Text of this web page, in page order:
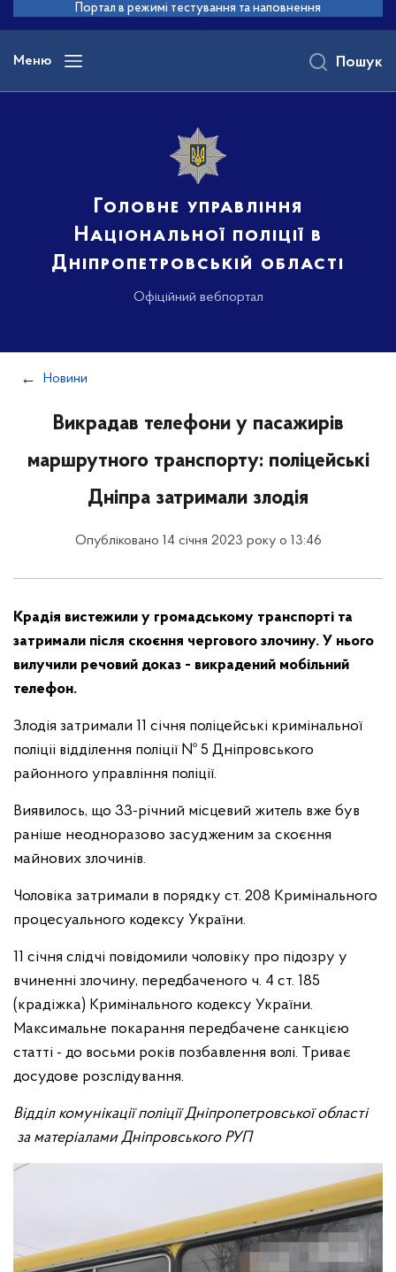
основного
вмісту
Портал в режимі тестування та наповнення
Меню
Головне управління
Національної поліції в
Дніпропетровській області
Офіційний вебпортал
Пошук
Новини
Викрадав телефони у пасажирів
маршрутного транспорту: поліцейські
Дніпра затримали злодія
Опубліковано 14 січня 2023 року о 13:46
Крадія вистежили у громадському транспорті та
затримали після скоєння чергового злочину. У нього
вилучили речовий доказ - викрадений мобільний
телефон.
Злодія затримали 11 січня поліцейські кримінальної
поліціі відділення поліції № 5 Дніпровського
районного управління поліції.
Виявилось, що 33-річний місцевий житель вже був
раніше неодноразово засудженим за скоєння
майнових злочинів.
Чоловіка затримали в порядку ст. 208 Кримінального
процесуального кодексу України.
11 січня слідчі повідомили чоловіку про підозру у
вчиненні злочину, передбаченого ч. 4 ст. 185
(крадіжка) Кримінального кодексу України.
Максимальне покарання передбачене санкцією
статті - до восьми років позбавлення волі. Триває
досудове розслідування.
Відділ комунікації поліції Дніпропетровської області
за матеріалами Дніпровського РУП